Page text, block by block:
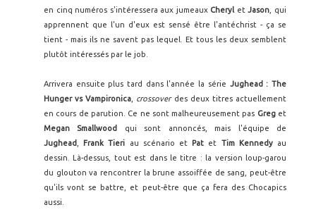
en cinq numéros s'intéressera aux jumeaux Cheryl etJason , qui
apprennent que l'un d'eux est sensé être l'antéchrist - ça se
tient - mais ils ne savent pas lequel. Et tous les deux semblent
plutôt intéressés par le job.
Arrivera ensuite plus tard dans l'année la série Jughead : The
Hunger vs Vampironica
crossoverdes deux titres actuellement
en cours de parution. Ce ne sont malheureusement pas Greg et
Megan Smallwood
qui sont annoncés, mais l'équipe de
Jughead
Frank Tieri au scénario et Pat et Tim Kennedyau
dessin. Là-dessus, tout est dans le titre : la version loup-garou
du glouton va rencontrer la brune assoiffée de sang, peut-être
qu'ils vont se battre, et peut-être que ça fera des Chocapics
aussi.